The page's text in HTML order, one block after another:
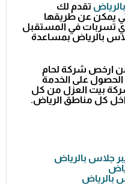
تقدم لك
يمكن عن طريقها
تسربات في المستقبل
بالرياض بمساعدة
ارخص شركة لحام
على الخدمة
بيت العزل من كل
كل مناطق الرياض.
جلاس بالرياض
بالرياض